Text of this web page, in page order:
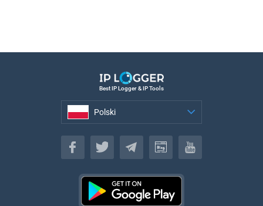
Best IP Logger & IP Tools
Polski
Polski